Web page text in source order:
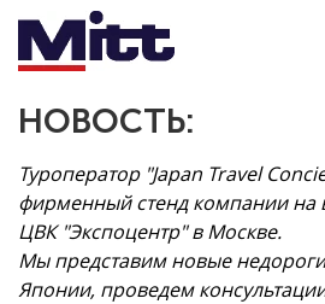
НОВОСТЬ:
Туроператор "Japan Travel
фирменный стенд компании на
ЦВК "Экспоцентр" в Москве.
Мы представим новые
Японии, проведем